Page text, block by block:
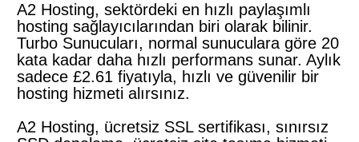
A2 Hosting, sektördeki en hızlı paylaşımlı
hosting sağlayıcılarından biri olarak bilinir.
Turbo Sunucuları, normal sunuculara göre 20
kata kadar daha hızlı performans sunar. Aylık
sadece £2.61 fiyatıyla, hızlı ve güvenilir bir
hosting hizmeti alırsınız.
A2 Hosting, ücretsiz SSL sertifikası, sınırsız